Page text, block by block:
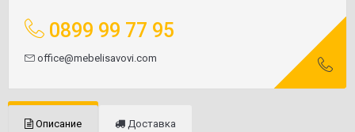
0899 99 77 95
office@mebelisavovi.com
Описание Доставка